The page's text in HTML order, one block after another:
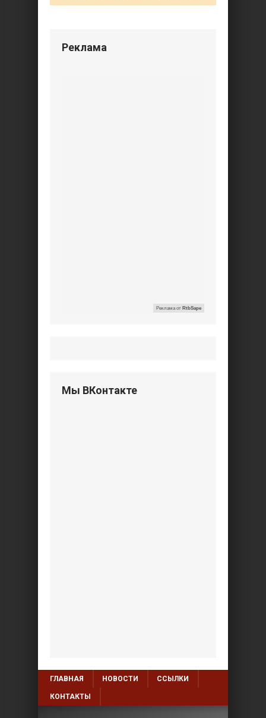
Реклама
Реклама от RtbSape
Мы ВКонтакте
ГЛАВНАЯ НОВОСТИ ССЫЛКИ
КОНТАКТЫ